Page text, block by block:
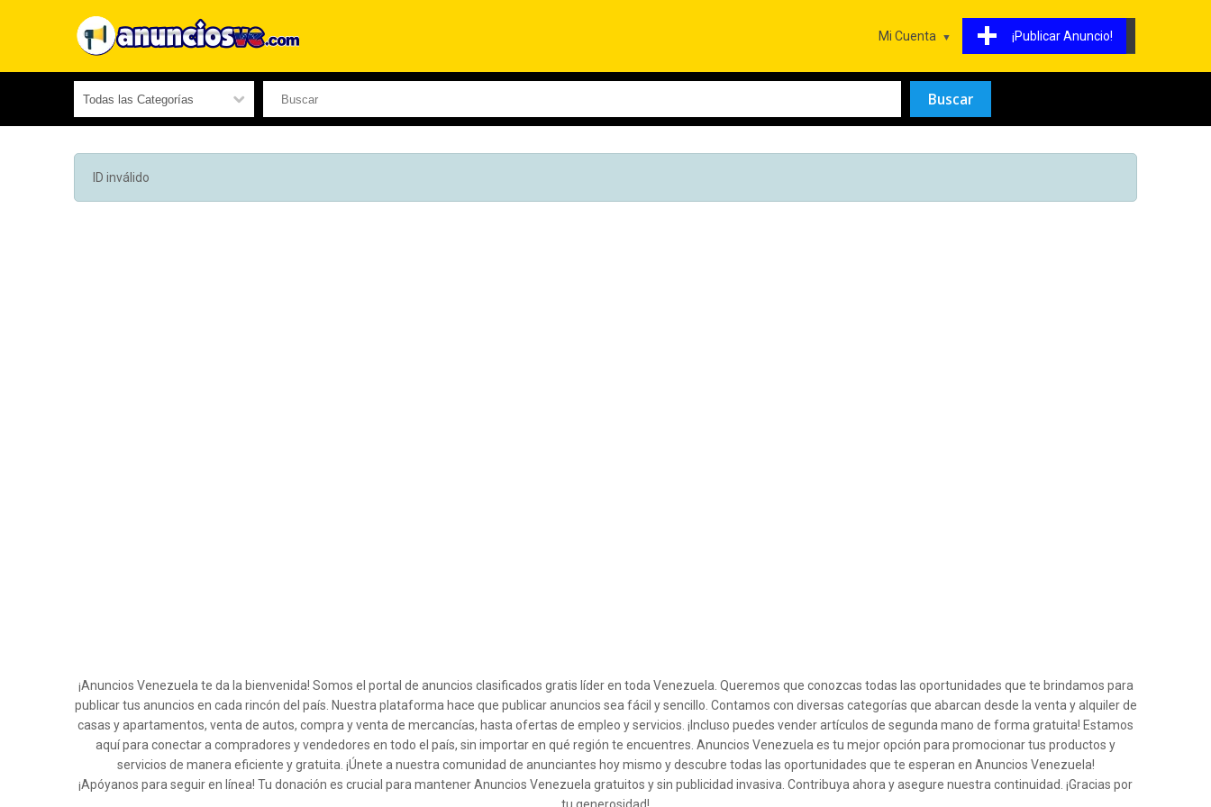
¡Publicar Anuncio!
Mi Cuenta
ID inválido
¡Anuncios Venezuela te da la bienvenida! Somos el portal de anuncios clasificados gratis líder en toda Venezuela. Queremos que conozcas todas las oportunidades que te brindamos para
publicar tus anuncios en cada rincón del país. Nuestra plataforma hace que publicar anuncios sea fácil y sencillo. Contamos con diversas categorías que abarcan desde la venta y alquiler de
casas y apartamentos, venta de autos, compra y venta de mercancías, hasta ofertas de empleo y servicios. ¡Incluso puedes vender artículos de segunda mano de forma gratuita! Estamos
aquí para conectar a compradores y vendedores en todo el país, sin importar en qué región te encuentres. Anuncios Venezuela es tu mejor opción para promocionar tus productos y
servicios de manera eficiente y gratuita. ¡Únete a nuestra comunidad de anunciantes hoy mismo y descubre todas las oportunidades que te esperan en Anuncios Venezuela!
¡Apóyanos para seguir en línea! Tu donación es crucial para mantener Anuncios Venezuela gratuitos y sin publicidad invasiva. Contribuya ahora y asegure nuestra continuidad. ¡Gracias por